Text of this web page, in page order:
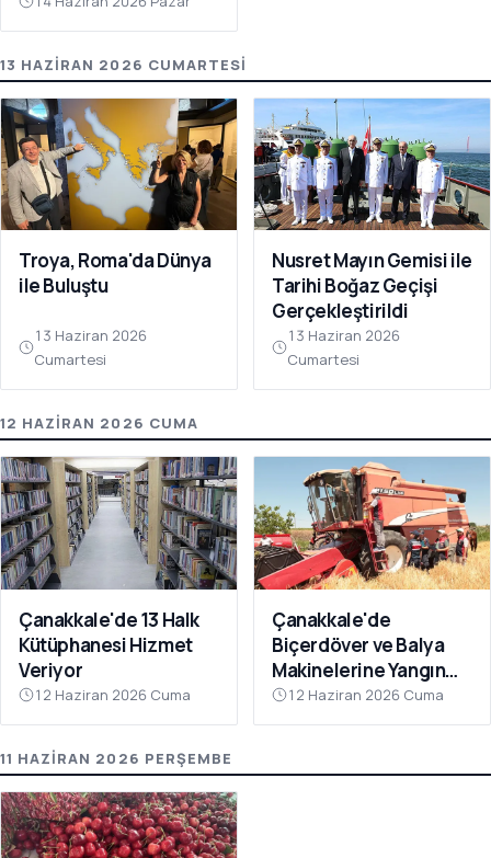
13 HAZIRAN 2026 CUMARTESI
Troya, Roma'da Dünya
ile Buluştu
13 Haziran 2026
Cumartesi
Nusret Mayın Gemisi ile
Tarihi Boğaz Geçişi
Gerçekleştirildi
13 Haziran 2026
Cumartesi
12 HAZIRAN 2026 CUMA
Çanakkale'de 13 Halk
Kütüphanesi Hizmet
Veriyor
12 Haziran 2026 Cuma
Çanakkale'de
Biçerdöver ve Balya
Makinelerine Yangın
Denetimi
12 Haziran 2026 Cuma
11 HAZIRAN 2026 PERŞEMBE